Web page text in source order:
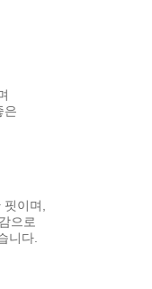
은
이며,
으로
니다.